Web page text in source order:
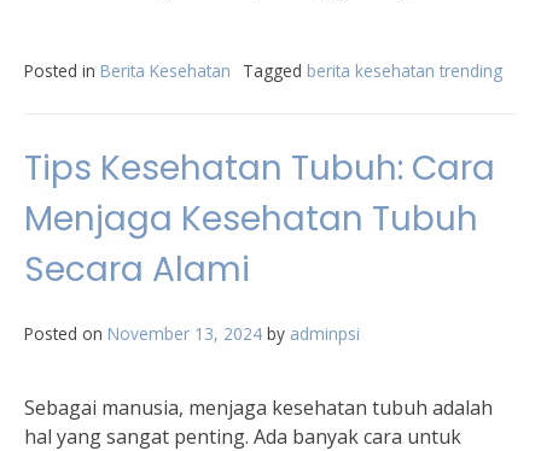
Posted in Berita Kesehatan Tagged berita kesehatan trending
Tips Kesehatan Tubuh: Cara
Menjaga Kesehatan Tubuh
Secara Alami
Posted on November 13, 2024 by adminpsi
Sebagai manusia, menjaga kesehatan tubuh adalah
hal yang sangat penting. Ada banyak cara untuk